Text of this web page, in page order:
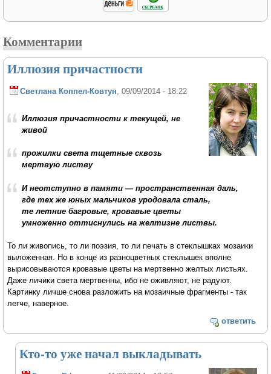
Комментарии
Иллюзия причастности
Светлана Коппел-Ковтун, 09/09/2014 - 18:22
Иллюзия причастности к текущей, не
живой
прожилки света тщетные сквозь
мертвую листву
И неотступно в памяти — пространственная даль,
где тех же юных мальчиков уродовала сталь,
те летние багровые, кровавые цветы
умноженно оттиснулись на желтизне листвы.
То ли живопись, то ли поэзия, то ли печать в стеклышках мозаики
выложенная. Но в конце из разноцветных стеклышек вполне
вырисовываются кровавые цветы на мертвенно желтых листьях.
Даже личики света мертвенны, ибо не оживляют, не радуют.
Картинку личше снова разложить на мозаичные фрагменты - так
легче, наверное.
ответить
Кто-то уже начал выкладывать